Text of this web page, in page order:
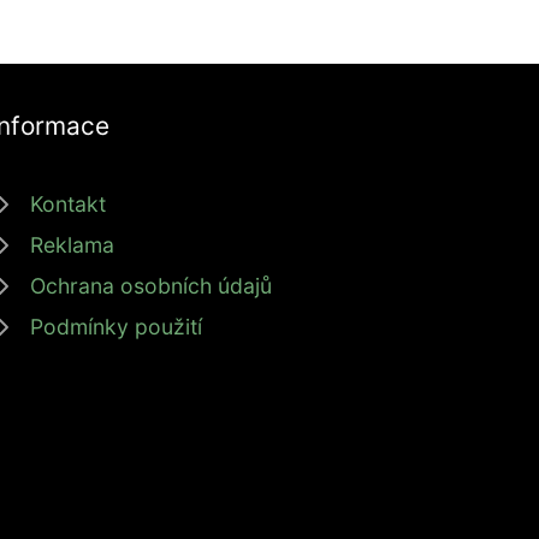
Kontakt
Reklama
Ochrana osobních údajů
Podmínky použití